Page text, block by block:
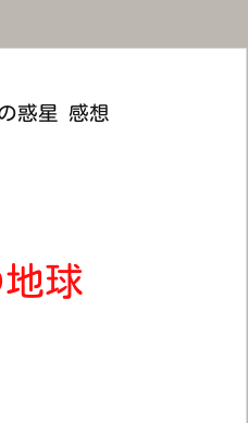
の惑星 感想
球